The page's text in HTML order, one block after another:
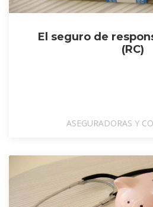
El seguro de
(RC)
ASEGURADORAS Y